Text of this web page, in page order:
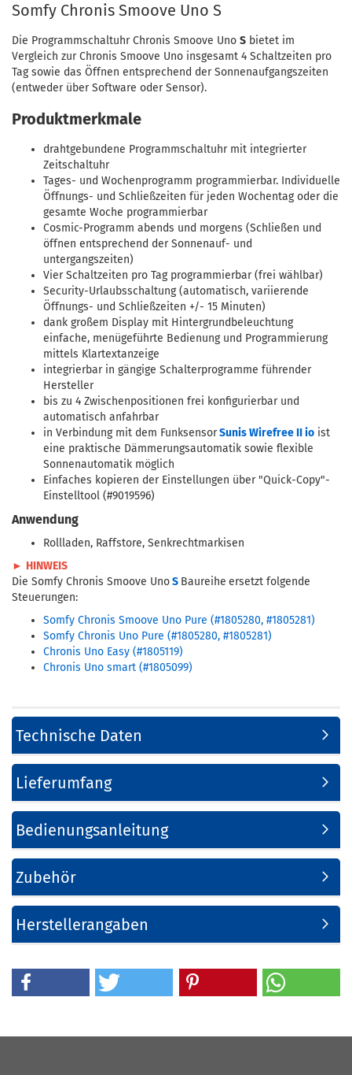
Somfy Chronis Smoove Uno S
Die Programmschaltuhr Chronis Smoove Uno S bietet im
Vergleich zur Chronis Smoove Uno insgesamt 4 Schaltzeiten pro
Tag sowie das Öffnen entsprechend der Sonnenaufgangszeiten
(entweder über Software oder Sensor).
Produktmerkmale
drahtgebundene Programmschaltuhr mit integrierter
Zeitschaltuhr
Tages- und Wochenprogramm programmierbar. Individuelle
Öffnungs- und Schließzeiten für jeden Wochentag oder die
gesamte Woche programmierbar
Cosmic-Programm abends und morgens (Schließen und
öffnen entsprechend der Sonnenauf- und
untergangszeiten)
Vier Schaltzeiten pro Tag programmierbar (frei wählbar)
Security-Urlaubsschaltung (automatisch, variierende
Öffnungs- und Schließzeiten +/- 15 Minuten)
dank großem Display mit Hintergrundbeleuchtung
einfache, menügeführte Bedienung und Programmierung
mittels Klartextanzeige
integrierbar in gängige Schalterprogramme führender
Hersteller
bis zu 4 Zwischenpositionen frei konfigurierbar und
automatisch anfahrbar
in Verbindung mit dem FunksensorSunis Wirefree II io ist
eine praktische Dämmerungsautomatik sowie flexible
Sonnenautomatik möglich
Einfaches kopieren der Einstellungen über "Quick-Copy"-
Einstelltool (#9019596)
Anwendung
Rollladen, Raffstore, Senkrechtmarkisen
► HINWEIS
Die Somfy Chronis Smoove UnoS Baureihe ersetzt folgende
Steuerungen:
Somfy Chronis Smoove Uno Pure (#1805280, #1805281)
Somfy Chronis Uno Pure (#1805280, #1805281)
Chronis Uno Easy (#1805119)
Chronis Uno smart (#1805099)
Technische Daten
Lieferumfang
Bedienungsanleitung
Zubehör
Herstellerangaben